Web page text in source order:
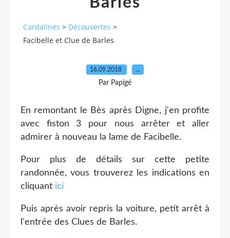
Cardalines > Découvertes >
Facibelle et Clue de Barles
16.09.2018 …
Par Papigé
En remontant le Bès après Digne, j'en profite
avec fiston 3 pour nous arrêter et aller
admirer à nouveau la lame de Facibelle.
Pour plus de détails sur cette petite
randonnée, vous trouverez les indications en
cliquant ici
Puis après avoir repris la voiture, petit arrêt à
l'entrée des Clues de Barles.